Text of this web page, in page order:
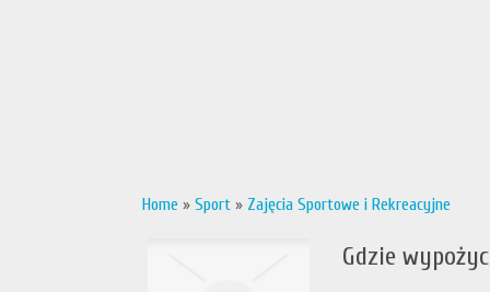
Home » Sport » Zajęcia Sportowe i Rekreacyjne
Gdzie